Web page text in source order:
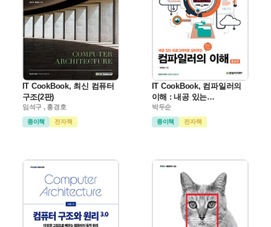
IT CookBook, 최신 컴퓨터
구조(2판)
임석구 , 홍경호
종이책 전자책
IT CookBook, 컴파일러의
이해 : 내공 있는
프로그래머로 길러주는
(증보판)
박두순
종이책 전자책